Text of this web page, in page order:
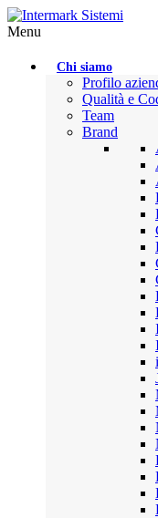
Menu
Chi siamo
Profilo
Qualità e
Team
Brand